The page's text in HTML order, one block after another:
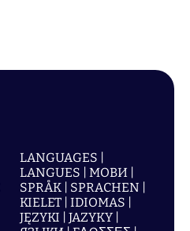
LANGUAGES |
LANGUES | МОВИ |
SPRÅK | SPRACHEN |
KIELET | IDIOMAS |
JĘZYKI | JAZYKY |